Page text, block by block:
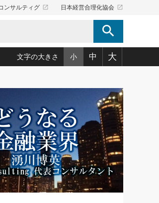
ンサルティグ launch 日本経営合理化協会 launch
search
資質」
#445
もっとみる
達人(127)
営学(132)
めの「か・ら・だマネジメント」
・仕事術(180)
ン(12)
の4冊(88)
インタビュー(44)
営ニュース(100)
庵(けいえいむぎょうあん)(166)
(1)
田太陽(76)
う 実学・耳学・磨く「ミミガク」のすすめ
文字の大きさ 小 中 大